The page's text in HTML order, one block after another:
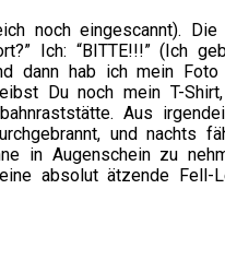
noch eingescannt). Die
Ich: “BITTE!!!” (Ich
dann hab ich mein
Du noch mein T-
Aus
und
in Augenschein zu
absolut ätzende Fell-